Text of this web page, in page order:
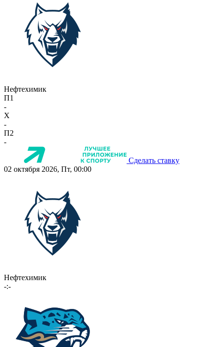
Нефтехимик
П1
-
X
-
П2
-
Сделать ставку
02 октября 2026, Пт, 00:00
Нефтехимик
-:-